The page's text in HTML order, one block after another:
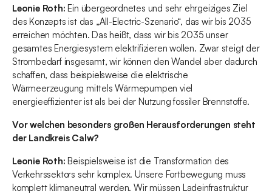
Leonie Roth: Ein übergeordnetes und sehr ehrgeiziges Ziel
des Konzepts ist das „All-Electric-Szenario“, das wir bis 2035
erreichen möchten. Das heißt, dass wir bis 2035 unser
gesamtes Energiesystem elektrifizieren wollen. Zwar steigt der
Strombedarf insgesamt, wir können den Wandel aber dadurch
schaffen, dass beispielsweise die elektrische
Wärmeerzeugung mittels Wärmepumpen viel
energieeffizienter ist als bei der Nutzung fossiler Brennstoffe.
Vor welchen besonders großen Herausforderungen steht
der Landkreis Calw?
Leonie Roth: Beispielsweise ist die Transformation des
Verkehrssektors sehr komplex. Unsere Fortbewegung muss
komplett klimaneutral werden. Wir müssen Ladeinfrastruktur